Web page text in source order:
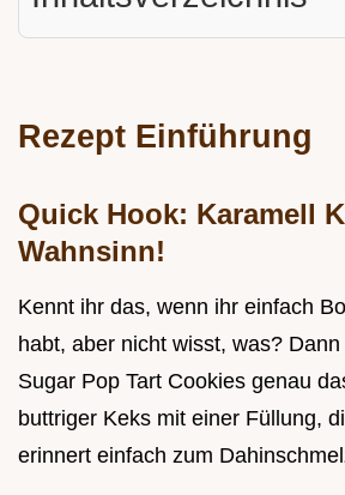
Rezept Einführung
Quick Hook: Karamell
Wahnsinn!
Kennt ihr das, wenn ihr einfach
habt, aber nicht wisst, was?
Sugar Pop Tart Cookies genau
buttriger Keks mit einer Füllung,
erinnert einfach zum